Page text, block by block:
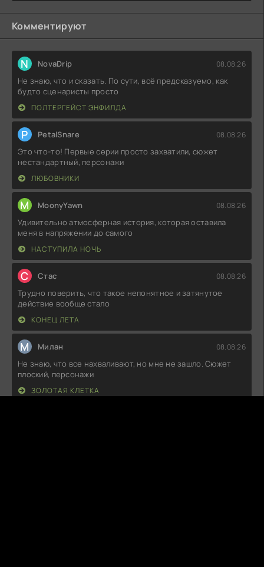
Комментируют
N NovaDrip 08.08.26
Не знаю, что и сказать. По сути, всё предсказуемо, как
будто сценаристы просто
ПОЛТЕРГЕЙСТ ЭНФИЛДА
P PetalSnare 08.08.26
Это что-то! Первые серии просто захватили, сюжет
нестандартный, персонажи
ЛЮБОВНИКИ
M MoonyYawn 08.08.26
Удивительно атмосферная история, которая оставила
меня в напряжении до самого
НАСТУПИЛА НОЧЬ
С Стас 08.08.26
Трудно поверить, что такое непонятное и затянутое
действие вообще стало
КОНЕЦ ЛЕТА
М Милан 08.08.26
Не знаю, что все нахваливают, но мне не зашло. Сюжет
плоский, персонажи
ЗОЛОТАЯ КЛЕТКА